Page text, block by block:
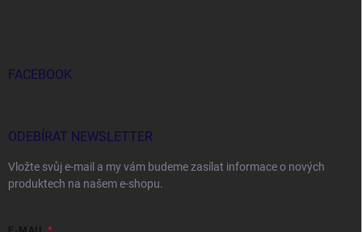
FACEBOOK
ODEBÍRAT NEWSLETTER
Vložte svůj e-mail a my vám budeme zasílat informace o nových
produktech na našem e-shopu.